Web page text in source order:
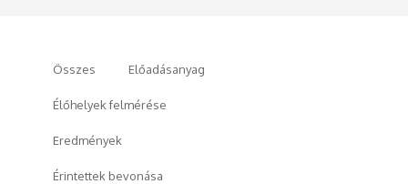
Összes Előadásanyag
Élőhelyek felmérése
Eredmények
Érintettek bevonása